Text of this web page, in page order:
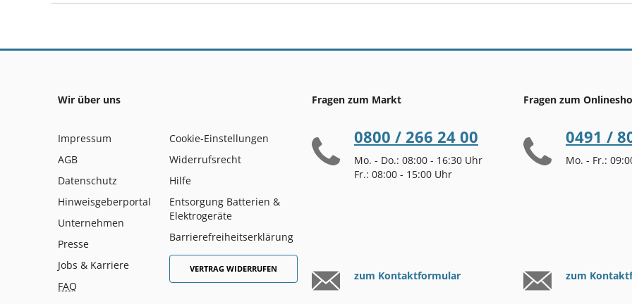
Wir über uns
Impressum
AGB
Datenschutz
Hinweisgeberportal
Unternehmen
Presse
Jobs & Karriere
FAQ
Cookie-Einstellungen
Widerrufsrecht
Hilfe
Entsorgung Batterien &
Elektrogeräte
Barrierefreiheitserklärung
VERTRAG WIDERRUFEN
Fragen zum Markt
0800 / 266 24 00
Mo. - Do.: 08:00 - 16:30 Uhr
Fr.: 08:00 - 15:00 Uhr
zum Kontaktformular
Fragen zum
0491 /
Mo. - Fr.:
zum